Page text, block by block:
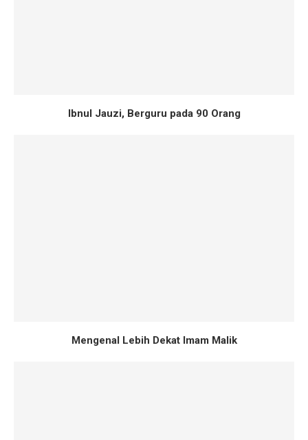
Ibnul Jauzi, Berguru pada 90 Orang
Mengenal Lebih Dekat Imam Malik